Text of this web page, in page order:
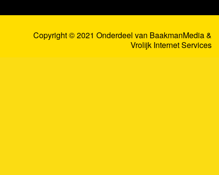
Copyright © 2021 Onderdeel van BaakmanMedia&
Vrolijk Internet Services